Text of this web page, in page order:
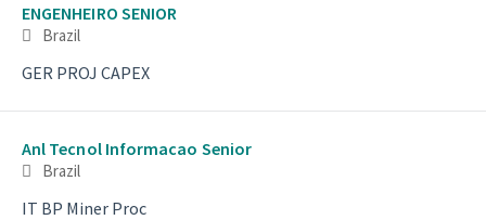
ENGENHEIRO SENIOR
Brazil
GER PROJ CAPEX
Anl Tecnol Informacao Senior
Brazil
IT BP Miner Proc